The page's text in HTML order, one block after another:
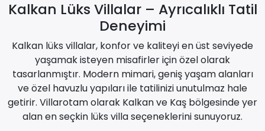
Kalkan Lüks Villalar – Ayrıcalıklı Tatil
Deneyimi
Kalkan lüks villalar, konfor ve kaliteyi en üst seviyede
yaşamak isteyen misafirler için özel olarak
tasarlanmıştır. Modern mimari, geniş yaşam alanları
ve özel havuzlu yapıları ile tatilinizi unutulmaz hale
getirir. Villarotam olarak Kalkan ve Kaş bölgesinde yer
alan en seçkin lüks villa seçeneklerini sunuyoruz.